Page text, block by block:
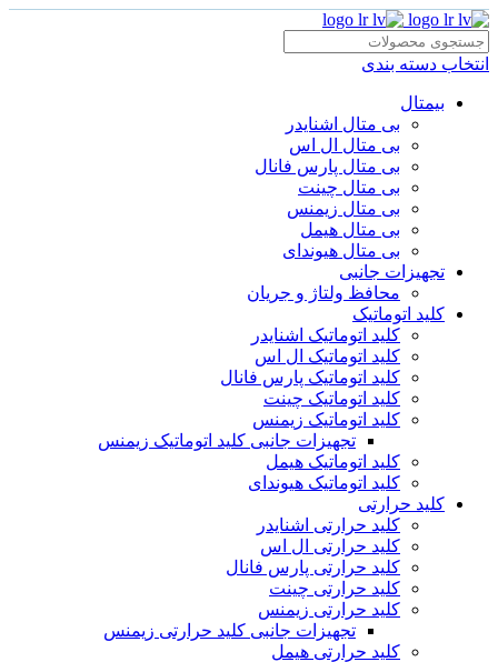
انتخاب دسته بندی
بیمتال
بی متال اشنایدر
بی متال ال اس
بی متال پارس فانال
بی متال چینت
بی متال زیمنس
بی متال هیمل
بی متال هیوندای
تجهیزات جانبی
محافظ ولتاژ و‌ جریان
کلید اتوماتیک
کلید اتوماتیک اشنایدر
کلید اتوماتیک ال اس
کلید اتوماتیک پارس فانال
کلید اتوماتیک چینت
کلید اتوماتیک زیمنس
تجهیزات جانبی کلید اتوماتیک زیمنس
کلید اتوماتیک هیمل
کلید اتوماتیک هیوندای
کلید حرارتی
کلید حرارتی اشنایدر
کلید حرارتی ال اس
کلید حرارتی پارس فانال
کلید حرارتی چینت
کلید حرارتی زیمنس
تجهیزات جانبی کلید حرارتی زیمنس
کلید حرارتی هیمل